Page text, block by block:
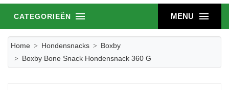
MENU
CATEGORIEËN
Home Hondensnacks
Boxby
Boxby Bone Snack Hondensnack 360 G